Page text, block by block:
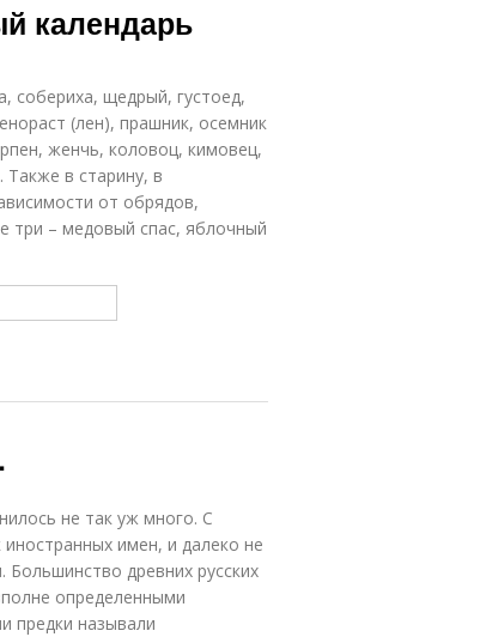
календарь
собериха, щедрый, густоед,
(лен), прашник, осемник
женчь, коловоц, кимовец,
Также в старину, в
от обрядов,
три – медовый спас, яблочный
не так уж много. С
имен, и далеко не
Большинство древних русских
определенными
предки называли